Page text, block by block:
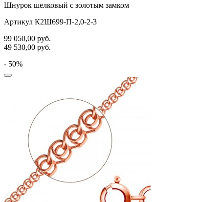
Шнурок шелковый с золотым замком
Артикул К2Ш699-П-2,0-2-3
99 050,00 руб.
49 530,00 руб.
- 50%